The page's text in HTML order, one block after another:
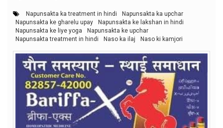
Napunsakta ka treatment in hindi
Napunsakta ka upchar
Napunsakta ke gharelu upay
Napunsakta ke lakshan in hindi
Napunsakta ke liye yoga
Napunsakta ke upchar
Napunsakta treatment in hindi
Naso ka ilaj Naso ki kamjori